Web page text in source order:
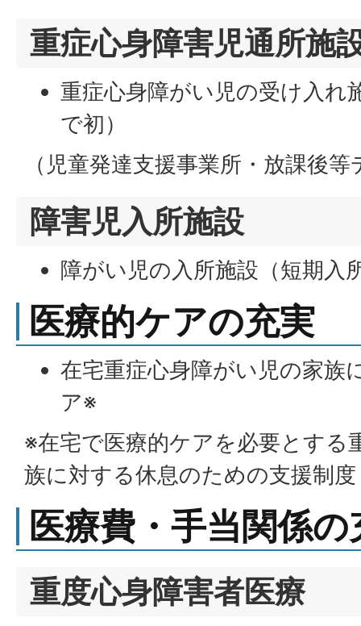
重症心身障害児通所施
重症心身障がい児の受け入れ
で初）
（児童発達支援事業所・放課後
障害児入所施設
障がい児の入所施設（短期入
医療的ケアの充実
在宅重症心身障がい児の家族
ア※
※在宅で医療的ケアを必要とする
族に対する休息のための支援制度
医療費・手当関係の
重度心身障害者医療